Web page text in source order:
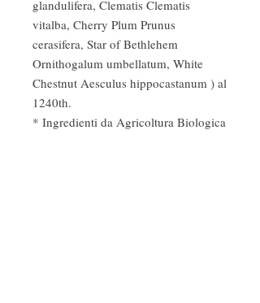
glandulifera, Clematis Clematis
vitalba, Cherry Plum Prunus
cerasifera, Star of Bethlehem
Ornithogalum umbellatum, White
Chestnut Aesculus hippocastanum ) al
1240th.
* Ingredienti da Agricoltura Biologica